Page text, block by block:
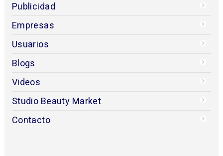
Publicidad
Empresas
Usuarios
Blogs
Videos
Studio Beauty Market
Contacto